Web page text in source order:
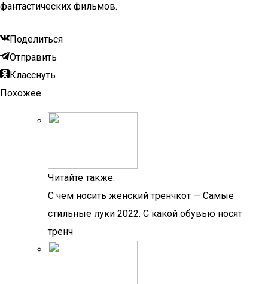
фантастических фильмов.
Поделиться
Отправить
Класснуть
Похожее
Читайте также:
С чем носить женский тренчкот — Самые
стильные луки 2022. С какой обувью носят
тренч